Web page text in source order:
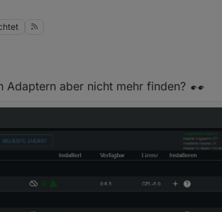
Adaptern aber nicht mehr finden?